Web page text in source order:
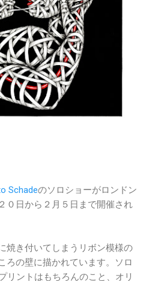
Schadeのソロショーがロンドン
０日から２月５日まで開催され
焼き付いてしまうリボン模様の
ろの壁に描かれています。ソロ
リントはもちろんのこと、オリ